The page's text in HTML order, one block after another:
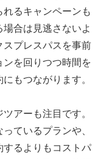
るキャンペーンも
合は見逃さないよ
スプレスパスを事前
を回りつつ時間を
もつながります。
アーも注目です。
ているプランや、
するよりもコストパ